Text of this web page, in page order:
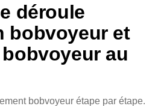
déroule
bobvoyeur et
au
bobvoyeur étape par étape.